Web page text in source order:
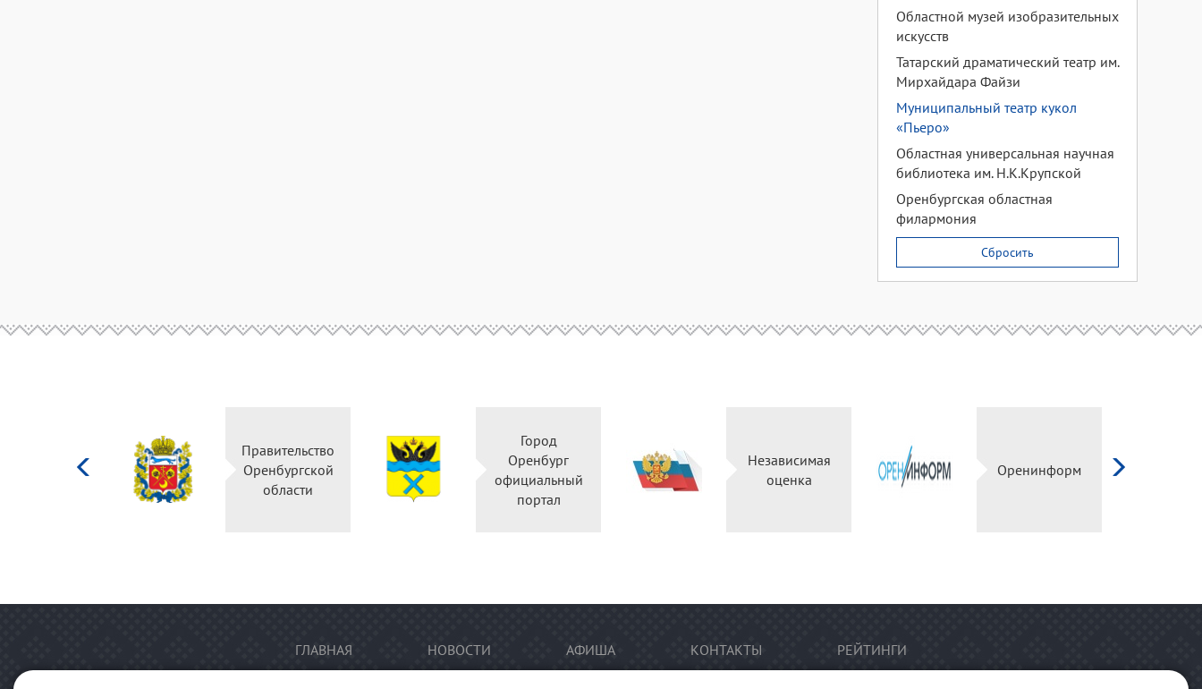
Областной музей изобразительных
искусств
Татарский драматический театр им.
Мирхайдара Файзи
Муниципальный театр кукол
«Пьеро»
Областная универсальная научная
библиотека им. Н.К.Крупской
Оренбургская областная
филармония
Сбросить
Правительство
Оренбургской
области
Город
Оренбург
официальный
портал
Независимая
оценка
Оренинформ
ГЛАВНАЯ НОВОСТИ АФИША КОНТАКТЫ РЕЙТИНГИ